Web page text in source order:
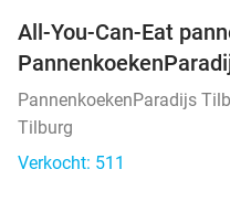
All-You-Can-Eat
PannenkoekenParadijs
Tilburg
Verkocht: 511